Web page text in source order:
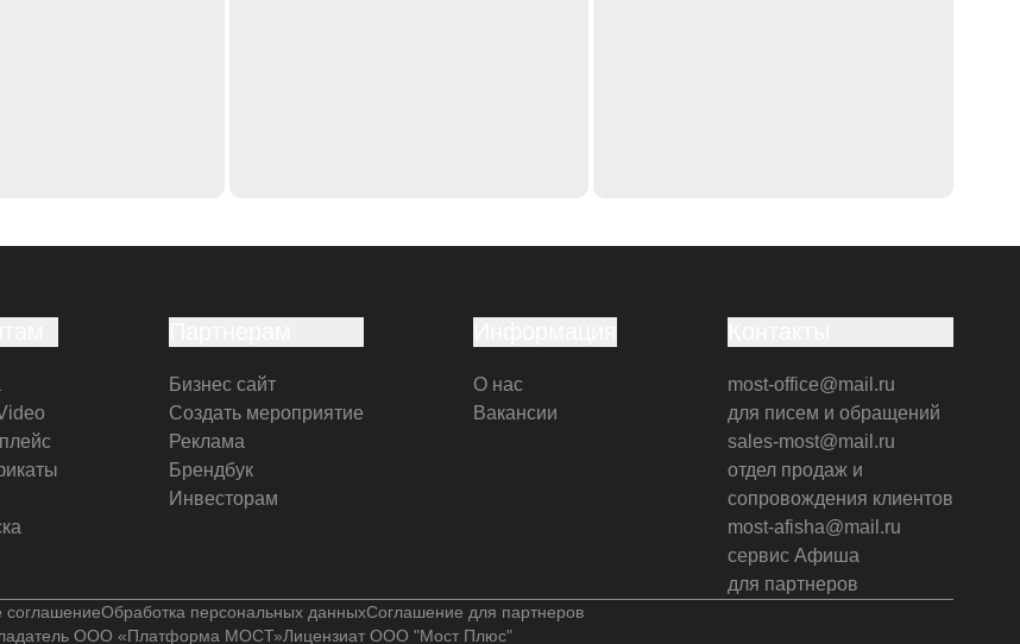
Бизнес сайт
Создать мероприятие
Реклама
Брендбук
Инвесторам
О нас
Вакансии
most-office@mail.ru
для писем и обращений
sales-most@mail.ru
отдел продаж и
сопровождения клиентов
most-afisha@mail.ru
сервис Афиша
для партнеров
соглашениеОбработка персональных данныхСоглашение для партнеров
ООО «Платформа МОСТ»Лицензиат ООО "Мост Плюс"